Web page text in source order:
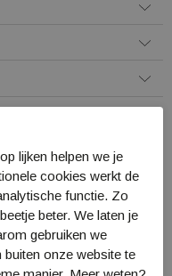
Sale
lijken helpen we je
cookies werkt de
functie. Zo
beter. We laten je
gebruiken we
buiten onze website te